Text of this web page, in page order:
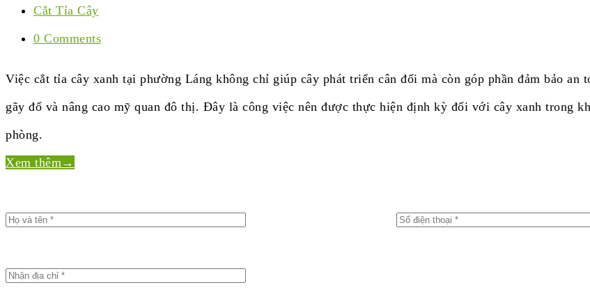
Cắt Tỉa Cây
0 Comments
Việc cắt tỉa cây xanh tại phường Láng không chỉ giúp cây phát triển cân đối mà còn góp phần đảm bảo an
gãy đổ và nâng cao mỹ quan đô thị. Đây là công việc nên được thực hiện định kỳ đối với cây xanh trong
phòng.
Xem thêm →